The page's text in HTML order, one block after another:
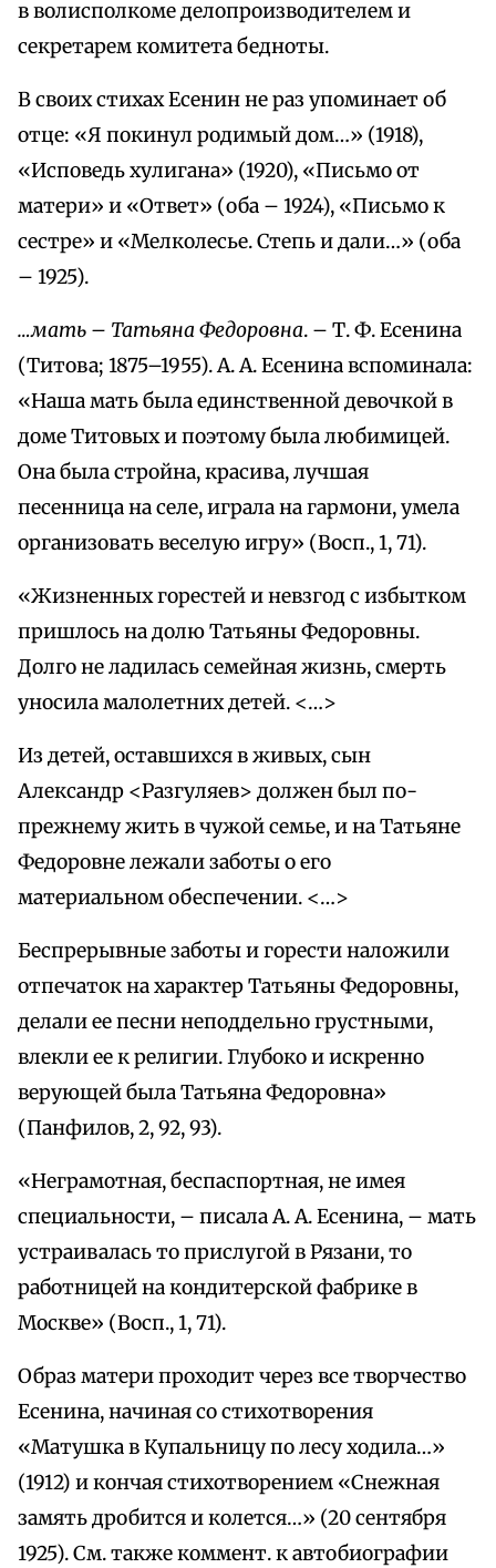
в волисполкоме делопроизводителем и
секретарем комитета бедноты.
В своих стихах Есенин не раз упоминает об
отце: «Я покинул родимый дом…» (1918),
«Исповедь хулигана» (1920), «Письмо от
матери» и «Ответ» (оба – 1924), «Письмо к
сестре» и «Мелколесье. Степь и дали…» (оба
– 1925).
…мать – Татьяна Федоровна. – Т. Ф. Есенина
(Титова; 1875–1955). А. А. Есенина вспоминала:
«Наша мать была единственной девочкой в
доме Титовых и поэтому была любимицей.
Она была стройна, красива, лучшая
песенница на селе, играла на гармони, умела
организовать веселую игру» (Восп., 1, 71).
«Жизненных горестей и невзгод с избытком
пришлось на долю Татьяны Федоровны.
Долго не ладилась семейная жизнь, смерть
уносила малолетних детей. <…>
Из детей, оставшихся в живых, сын
Александр <Разгуляев> должен был по-
прежнему жить в чужой семье, и на Татьяне
Федоровне лежали заботы о его
материальном обеспечении. <…>
Беспрерывные заботы и горести наложили
отпечаток на характер Татьяны Федоровны,
делали ее песни неподдельно грустными,
влекли ее к религии. Глубоко и искренно
верующей была Татьяна Федоровна»
(Панфилов, 2, 92, 93).
«Неграмотная, беспаспортная, не имея
специальности, – писала А. А. Есенина, – мать
устраивалась то прислугой в Рязани, то
работницей на кондитерской фабрике в
Москве» (Восп., 1, 71).
Образ матери проходит через все творчество
Есенина, начиная со стихотворения
«Матушка в Купальницу по лесу ходила…»
(1912) и кончая стихотворением «Снежная
замять дробится и колется…» (20 сентября
1925). См. также коммент. к автобиографии